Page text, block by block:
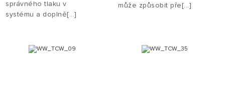
správného tlaku v
systému a doplně[...]
může způsobit pře[...]